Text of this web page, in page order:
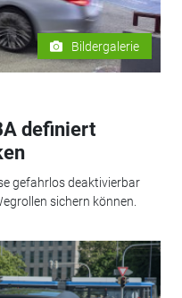
Bildergalerie
definiert
gefahrlos deaktivierbar
sichern können.